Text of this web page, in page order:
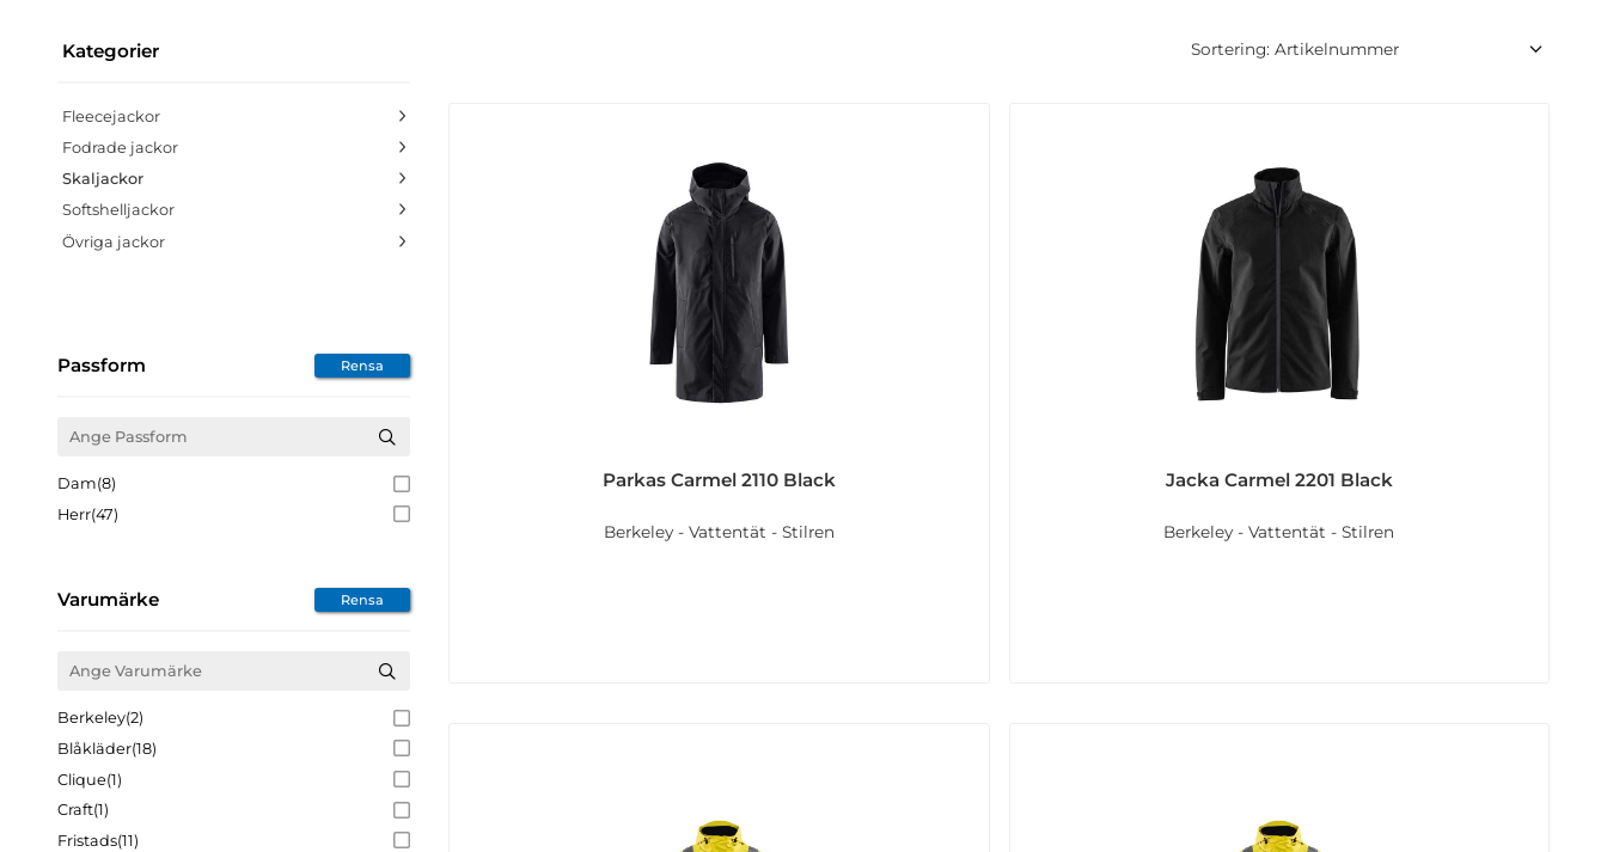
Kategorier
Fleecejackor
Fodrade jackor
Skaljackor
Softshelljackor
Övriga jackor
Passform Rensa
Dam(8)
Herr(47)
Varumärke Rensa
Berkeley(2)
Blåkläder(18)
Clique(1)
Craft(1)
Fristads(11)
Parkas Carmel 2110 Black
Berkeley - Vattentät - Stilren
Jacka Carmel 2201 Black
Berkeley - Vattentät - Stilren